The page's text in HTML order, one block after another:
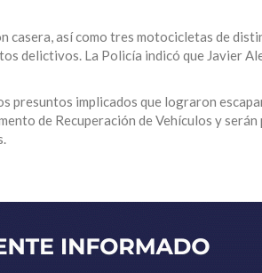
casera, así como tres motocicletas de
delictivos. La Policía indicó que Javier
presuntos implicados que lograron
de Recuperación de Vehículos y serán